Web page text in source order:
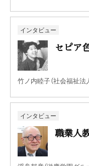
インタビュー
セピア
竹ノ内睦子（社会福祉法
インタビュー
職業人